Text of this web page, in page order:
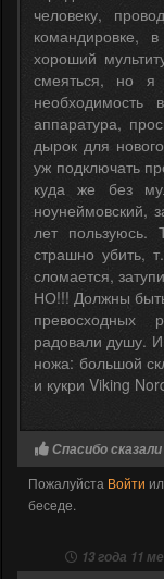
человеку,
командировке,
хороший
смеяться, но я
необходимость
аппаратура,
дырок для
уж подключать
куда же без
ноунеймовский,
лет
страшно убить,
сломается,
НО!!! Должны
превосходных
радовали душу. И
ножа: большой
и кукри Viking
Спасибо сказали
Пожалуйста Войти
беседе.
13 года 11